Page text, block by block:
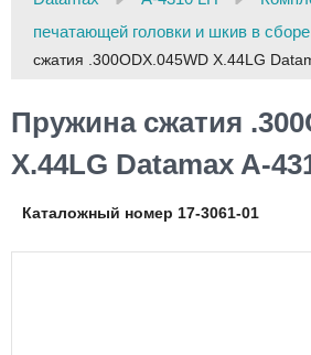
печатающей головки и шкив в сборе
сжатия .300ODX.045WD X.44LG
Пружина сжатия
X.44LG Datamax A-
Каталожный номер 17-3061-01